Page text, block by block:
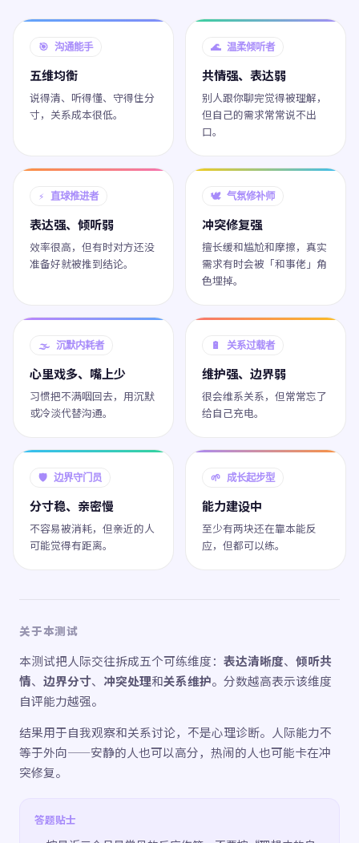
🎯 沟通能手
五维均衡
说得清、听得懂、守得住分
寸，关系成本很低。
🌊 温柔倾听者
共情强、表达弱
别人跟你聊完觉得被理解，
但自己的需求常常说不出
口。
⚡ 直球推进者
表达强、倾听弱
效率很高，但有时对方还没
准备好就被推到结论。
🕊️ 气氛修补师
冲突修复强
擅长缓和尴尬和摩擦，真实
需求有时会被「和事佬」角
色埋掉。
🌫️ 沉默内耗者
心里戏多、嘴上少
习惯把不满咽回去，用沉默
或冷淡代替沟通。
🔋 关系过载者
维护强、边界弱
很会维系关系，但常常忘了
给自己充电。
🛡️ 边界守门员
分寸稳、亲密慢
不容易被消耗，但亲近的人
可能觉得有距离。
🌱 成长起步型
能力建设中
至少有两块还在靠本能反
应，但都可以练。
关于本测试
本测试把人际交往拆成五个可练维度： 表达清晰度、 倾听共
情、 边界分寸、 冲突处理和关系维护。分数越高表示该维度
自评能力越强。
结果用于自我观察和关系讨论，不是心理诊断。人际能力不
等于外向——安静的人也可以高分，热闹的人也可能卡在冲
突修复。
答题贴士